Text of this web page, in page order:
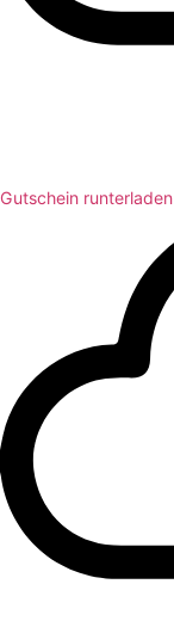
Gutschein runterladen